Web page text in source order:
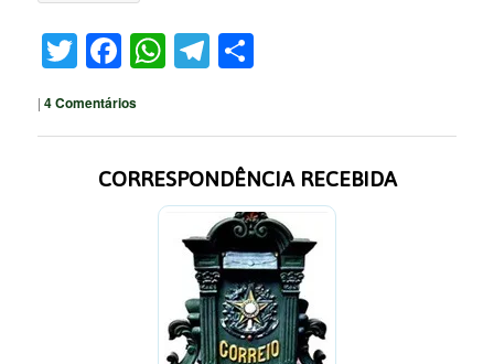
Twitter
Facebook
WhatsApp
Telegram
|4Comentários
CORRESPONDÊNCIA RECEBIDA